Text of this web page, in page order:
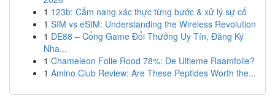
1 123b: Cẩm nang xác thực từng bước & xử lý sự cố
1 SIM vs eSIM: Understanding the Wireless Revolution
1 DE88 – Cổng Game Đổi Thưởng Uy Tín, Đăng Ký
Nha...
1 Chameleon Folie Rood 78%: De Ultieme Raamfolie?
1 Amino Club Review: Are These Peptides Worth the...